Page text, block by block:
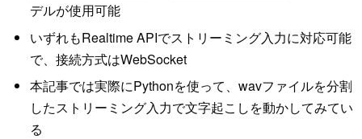
デルが使用可能
いずれもRealtime APIでストリーミング入力に対応可能
で、接続方式はWebSocket
本記事では実際にPythonを使って、wavファイルを分割
したストリーミング入力で文字起こしを動かしてみてい
る